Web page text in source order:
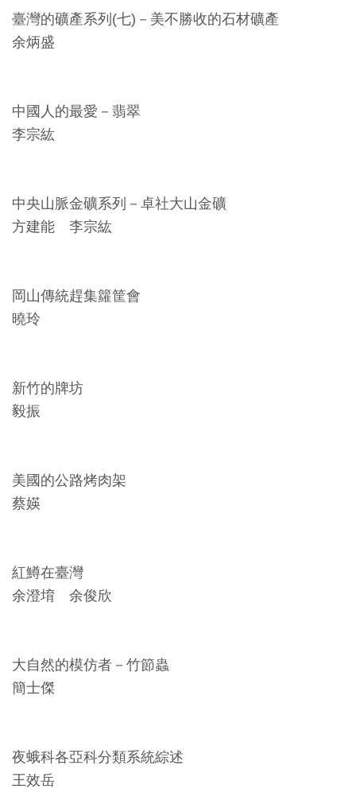
藏
研
便
民
政
開
資
隱
私
資
訊
宣
告
料
開
告
臺灣的礦產系列(七)－美不勝收的石材礦產
余炳盛
中國人的最愛－翡翠
李宗紘
中央山脈金礦系列－卓社大山金礦
方建能 李宗紘
岡山傳統趕集籮筐會
曉玲
新竹的牌坊
毅振
美國的公路烤肉架
蔡媖
紅鱒在臺灣
余澄堉 余俊欣
大自然的模仿者－竹節蟲
簡士傑
夜蛾科各亞科分類系統綜述
王效岳